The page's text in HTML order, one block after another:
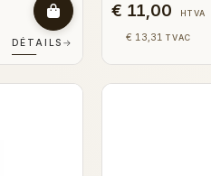
DÉTAILS →
€ 11,00 HTVA
€ 13,31 TVAC